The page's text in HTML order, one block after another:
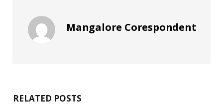
Mangalore Corespondent
RELATED POSTS